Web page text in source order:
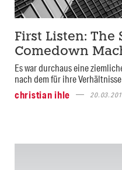
First Listen: The
Comedown
Es war durchaus eine
nach dem für ihre
christian ihle